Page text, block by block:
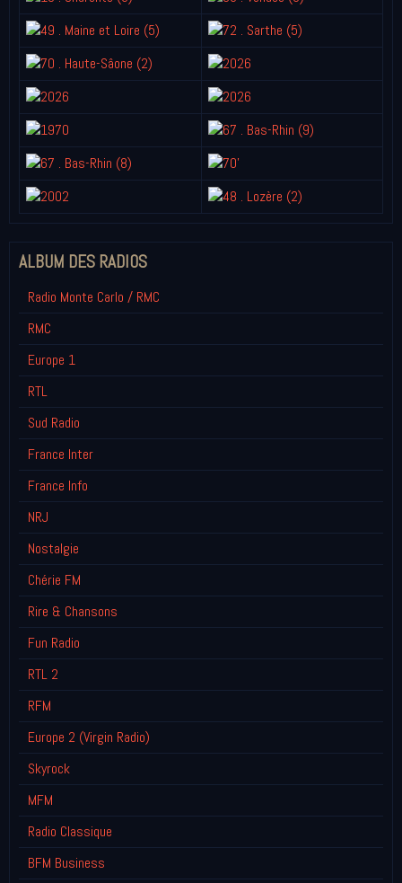
ALBUM DES RADIOS
Radio Monte Carlo / RMC
RMC
Europe 1
RTL
Sud Radio
France Inter
France Info
NRJ
Nostalgie
Chérie FM
Rire & Chansons
Fun Radio
RTL 2
RFM
Europe 2 (Virgin Radio)
Skyrock
MFM
Radio Classique
BFM Business